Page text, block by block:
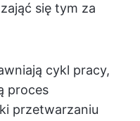
się tym za
cykl pracy,
proces
przetwarzaniu